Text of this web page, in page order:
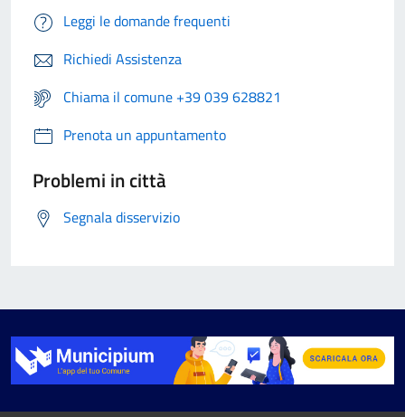
Leggi le domande frequenti
Richiedi Assistenza
Chiama il comune +39 039 628821
Prenota un appuntamento
Problemi in città
Segnala disservizio